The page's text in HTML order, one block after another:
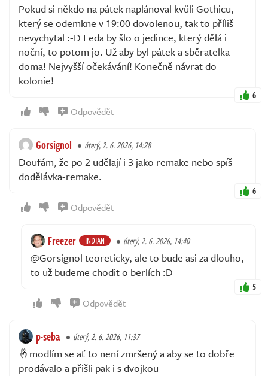
Pokud si někdo na pátek naplánoval kvůli Gothicu,
který se odemkne v 19:00 dovolenou, tak to příliš
nevychytal :-D Leda by šlo o jedince, který dělá i
noční, to potom jo. Už aby byl pátek a sběratelka
doma! Nejvyšší očekávání! Konečně návrat do
kolonie!
6
Odpovědět
Gorsignol úterý, 2. 6. 2026, 14:28
Doufám, že po 2 udělají i 3 jako remake nebo spíš
dodělávka-remake.
6
Odpovědět
Freezer INDIAN úterý, 2. 6. 2026, 14:40
@Gorsignol teoreticky, ale to bude asi za dlouho,
to už budeme chodit o berlích :D
5
Odpovědět
p-seba úterý, 2. 6. 2026, 11:37
🤞modlím se ať to není zmršený a aby se to dobře
prodávalo a přišli pak i s dvojkou